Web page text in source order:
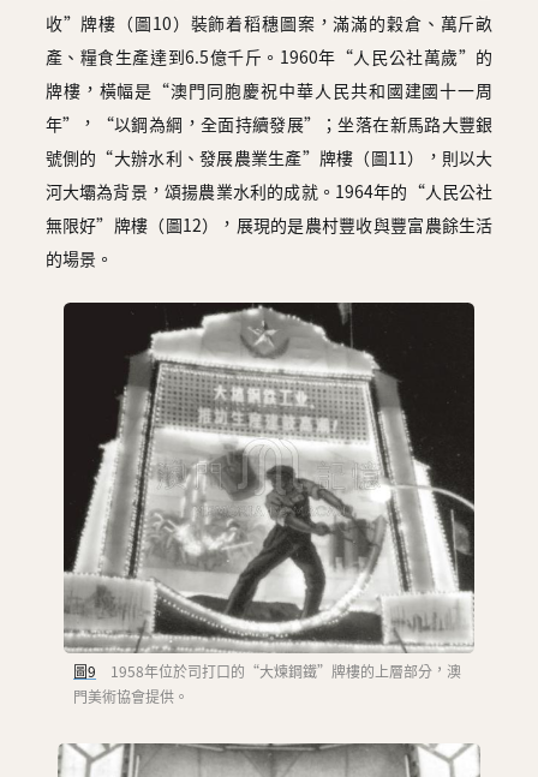
收”牌樓（圖10）裝飾着稻穗圖案，滿滿的穀倉、萬斤畝
產、糧食生產達到6.5億千斤。1960年“人民公社萬歲”的
牌樓，橫幅是“澳門同胞慶祝中華人民共和國建國十一周
年”，“以鋼為綱，全面持續發展”；坐落在新馬路大豐銀
號側的“大辦水利、發展農業生產”牌樓（圖11），則以大
河大壩為背景，頌揚農業水利的成就。1964年的“人民公社
無限好”牌樓（圖12），展現的是農村豐收與豐富農餘生活
的場景。
圖9 1958年位於司打口的“大煉鋼鐵”牌樓的上層部分，澳
門美術協會提供。